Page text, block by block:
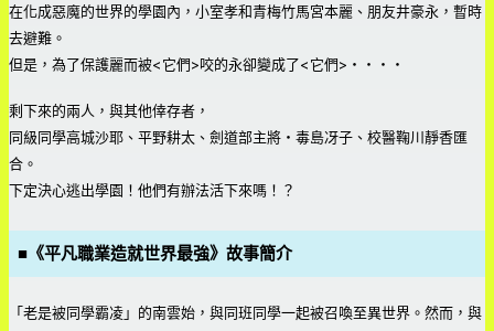
在化成惡魔的世界的學園內，小室孝和青梅竹馬宮本麗、朋友井豪永，暫時
去避難。
但是，為了保護麗而被<它們>咬的永卻變成了<它們>・・・・
剩下來的兩人，與其他倖存者，
同級同學高城沙耶、平野耕太、劍道部主將・毒島冴子、校醫鞠川靜香匯
合。
下定決心逃出學園！他們有辦法活下來嗎！？
■ 《平凡職業造就世界最強》故事簡介
「老是被同學霸凌」的南雲始，與同班同學一起被召喚至異世界。然而，與